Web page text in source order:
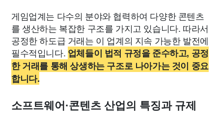
게임업계는 다수의 분야와 협력하여 다양한 콘텐츠
를 생산하는 복잡한 구조를 가지고 있습니다. 따라서
공정한 하도급 거래는 이 업계의 지속 가능한 발전에
필수적입니다. 업체들이 법적 규정을 준수하고, 공정
한 거래를 통해 상생하는 구조로 나아가는 것이 중요
합니다.
소프트웨어·콘텐츠 산업의 특징과 규제